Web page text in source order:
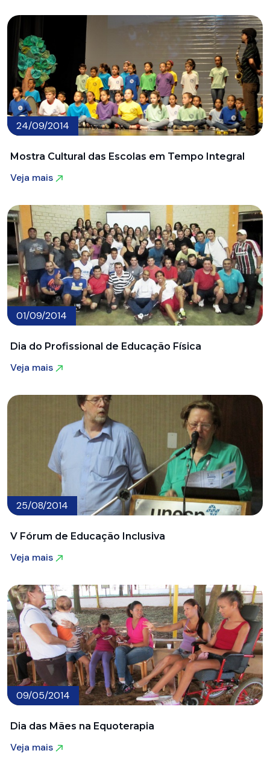
24/09/2014
Mostra Cultural das Escolas em Tempo Integral
Veja mais
01/09/2014
Dia do Profissional de Educação Física
Veja mais
25/08/2014
V Fórum de Educação Inclusiva
Veja mais
09/05/2014
Dia das Mães na Equoterapia
Veja mais